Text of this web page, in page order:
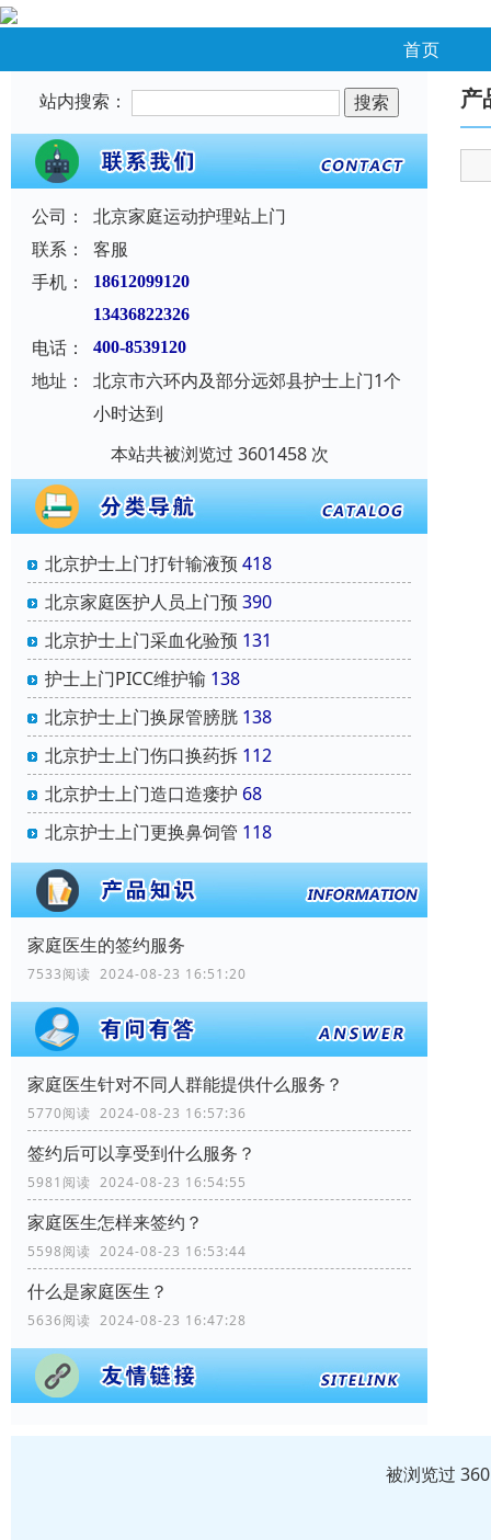
首页
站内搜索：
公司：
北京家庭运动护理站上门
联系：
客服
手机：
18612099120
13436822326
电话： 400-8539120
地址：
北京市六环内及部分远郊县护士上门1个
小时达到
本站共被浏览过 3601458 次
北京护士上门打针输液预 418
北京家庭医护人员上门预 390
北京护士上门采血化验预 131
护士上门PICC维护输 138
北京护士上门换尿管膀胱 138
北京护士上门伤口换药拆 112
北京护士上门造口造瘘护 68
北京护士上门更换鼻饲管 118
家庭医生的签约服务
7533阅读 2024-08-23 16:51:20
家庭医生针对不同人群能提供什么服务？
5770阅读 2024-08-23 16:57:36
签约后可以享受到什么服务？
5981阅读 2024-08-23 16:54:55
家庭医生怎样来签约？
5598阅读 2024-08-23 16:53:44
什么是家庭医生？
5636阅读 2024-08-23 16:47:28
产
被浏览过